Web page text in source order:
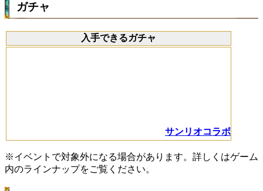
ガチャ
入手できるガチャ
サンリオコラボ
※イベントで対象外になる場合があります。詳しくはゲーム
内のラインナップをご覧ください。